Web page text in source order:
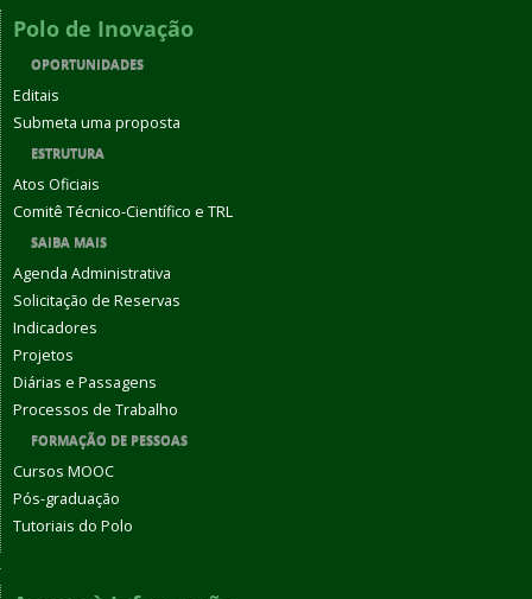
Polo de Inovação
OPORTUNIDADES
Editais
Submeta uma proposta
ESTRUTURA
Atos Oficiais
Comitê Técnico-Científico e TRL
SAIBA MAIS
Agenda Administrativa
Solicitação de Reservas
Indicadores
Projetos
Diárias e Passagens
Processos de Trabalho
FORMAÇÃO DE PESSOAS
Cursos MOOC
Pós-graduação
Tutoriais do Polo